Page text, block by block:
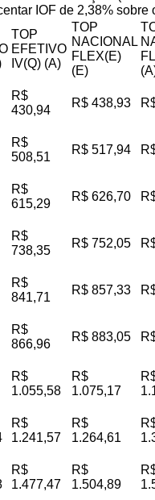
IOF de 2,38% sobre
TOP
EFETIVO
IV(Q) (A)
TOP
NACIONAL
FLEX(E)
(E)
R$
430,94
R$ 438,93
R$
508,51
R$ 517,94
R$
615,29
R$ 626,70
R$
738,35
R$ 752,05
R$
841,71
R$ 857,33
R$
866,96
R$ 883,05
R$
1.055,58
R$
1.075,17
R$
1.241,57
R$
1.264,61
R$
1.477,47
R$
1.504,89